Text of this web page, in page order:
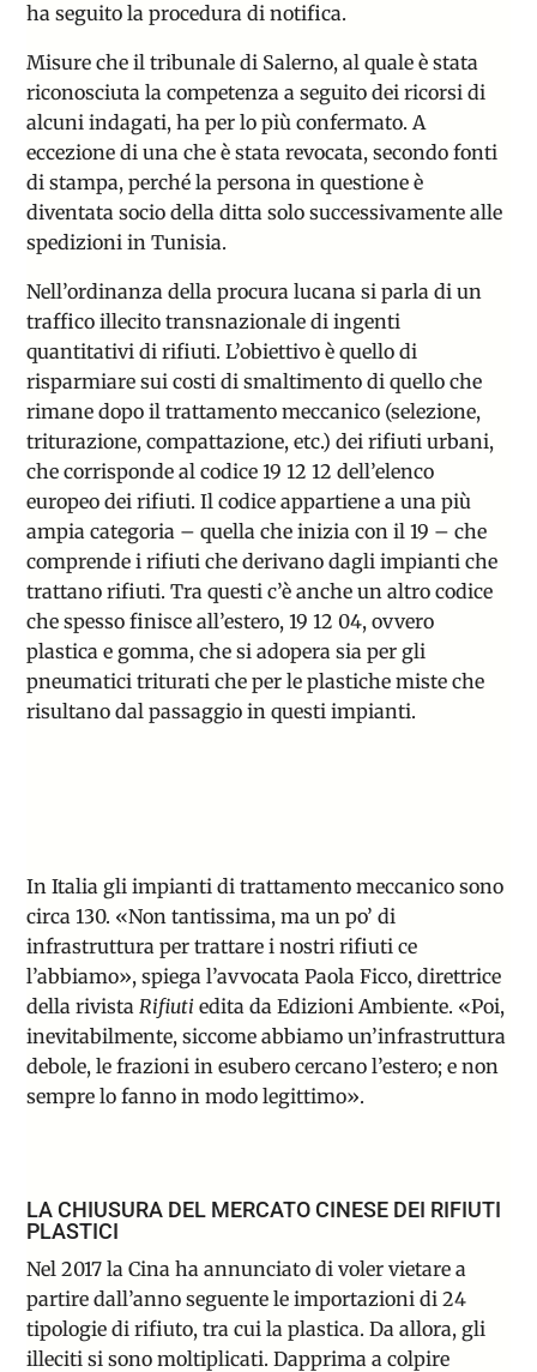
ha seguito la procedura di notifica.
Misure che il tribunale di Salerno, al quale è stata
riconosciuta la competenza a seguito dei ricorsi di
alcuni indagati, ha per lo più confermato. A
eccezione di una che è stata revocata, secondofonti
di stampa, perché la persona in questione è
diventata socio della ditta solo successivamente alle
spedizioni in Tunisia.
Nell’ordinanza della procura lucana si parla di un
traffico illecito transnazionale di ingenti
quantitativi di rifiuti.​​ L’obiettivo è quello di
risparmiare sui costi di smaltimento di quello che
rimane dopo il trattamento meccanico (selezione,
triturazione, compattazione, etc.) dei rifiuti urbani,
che corrisponde al codice 19 12 12 dell’elenco
europeo dei rifiuti. Il codice appartiene a una più
ampia categoria – quella che inizia con il 19 – che
comprende i rifiuti che derivano dagli impianti che
trattano rifiuti. Tra questi c’è ancheun altro codice
che spesso finisce all’estero, 19 12 04, ovvero
plastica e gomma, che si adopera sia per gli
pneumatici triturati che per le plastiche miste che
risultano dal passaggio in questi impianti.
In Italia gli impianti di trattamento meccanico sono
circa 130. «Non tantissima, ma un po’ di
infrastruttura per trattare i nostri rifiuti ce
l’abbiamo», spiega l’avvocata Paola Ficco, direttrice
della rivistaRifiuti edita da Edizioni Ambiente. «Poi,
inevitabilmente, siccome abbiamo un’infrastruttura
debole, le frazioni in esubero cercano l’estero; e non
sempre lo fanno in modo legittimo».
LA CHIUSURA DEL MERCATO CINESE DEI RIFIUTI
PLASTICI
Nel 2017 la Cina ha annunciato di voler vietare a
partire dall’anno seguente le importazioni di 24
tipologie di rifiuto, tra cui la plastica. Da allora, gli
illeciti si sono moltiplicati. Dapprima a colpire